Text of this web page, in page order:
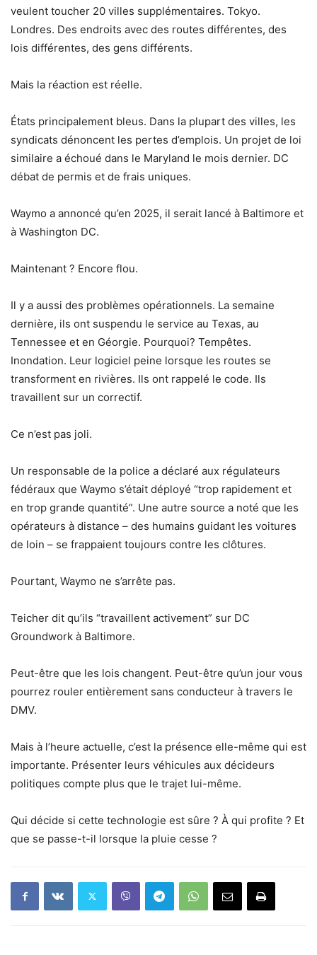
veulent toucher 20 villes supplémentaires. Tokyo.
Londres. Des endroits avec des routes différentes, des
lois différentes, des gens différents.
Mais la réaction est réelle.
États principalement bleus. Dans la plupart des villes, les
syndicats dénoncent les pertes d’emplois. Un projet de loi
similaire a échoué dans le Maryland le mois dernier. DC
débat de permis et de frais uniques.
Waymo a annoncé qu’en 2025, il serait lancé à Baltimore et
à Washington DC.
Maintenant ? Encore flou.
Il y a aussi des problèmes opérationnels. La semaine
dernière, ils ont suspendu le service au Texas, au
Tennessee et en Géorgie. Pourquoi? Tempêtes.
Inondation. Leur logiciel peine lorsque les routes se
transforment en rivières. Ils ont rappelé le code. Ils
travaillent sur un correctif.
Ce n’est pas joli.
Un responsable de la police a déclaré aux régulateurs
fédéraux que Waymo s’était déployé “trop ​​rapidement et
en trop grande quantité”. Une autre source a noté que les
opérateurs à distance – des humains guidant les voitures
de loin – se frappaient toujours contre les clôtures.
Pourtant, Waymo ne s’arrête pas.
Teicher dit qu’ils “travaillent activement” sur DC
Groundwork à Baltimore.
Peut-être que les lois changent. Peut-être qu’un jour vous
pourrez rouler entièrement sans conducteur à travers le
DMV.
Mais à l’heure actuelle, c’est la présence elle-même qui est
importante. Présenter leurs véhicules aux décideurs
politiques compte plus que le trajet lui-même.
Qui décide si cette technologie est sûre ? À qui profite ? Et
que se passe-t-il lorsque la pluie cesse ?